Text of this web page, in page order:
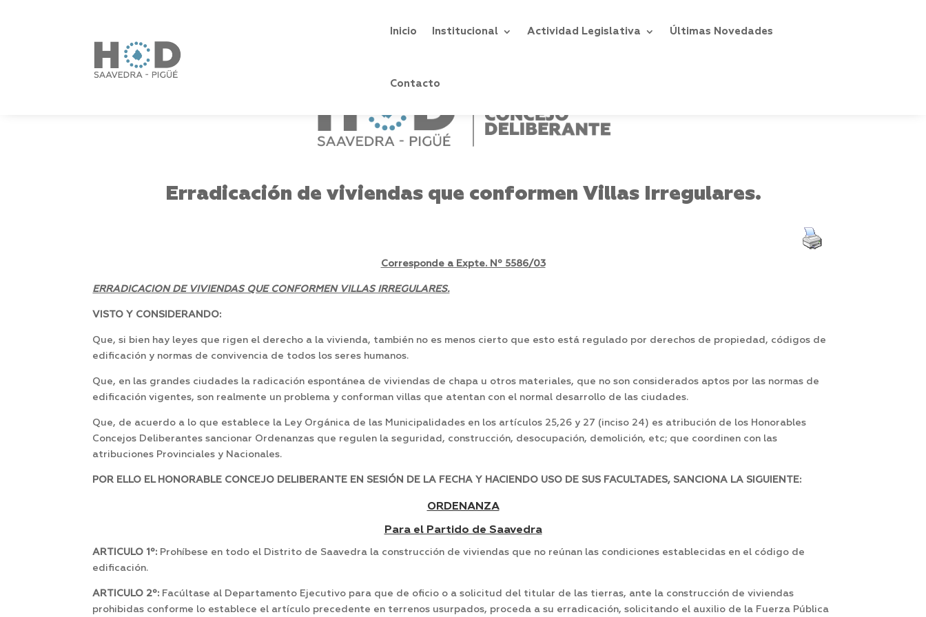
Inicio Institucional Actividad Legislativa Últimas Novedades
Contacto
Erradicación de viviendas que conformen Villas Irregulares.
Corresponde a Expte. Nº 5586/03
ERRADICACION DE VIVIENDAS QUE CONFORMEN VILLAS IRREGULARES.
VISTO Y CONSIDERANDO:
Que, si bien hay leyes que rigen el derecho a la vivienda, también no es menos cierto que esto está regulado por derechos de propiedad, códigos de
edificación y normas de convivencia de todos los seres humanos.
Que, en las grandes ciudades la radicación espontánea de viviendas de chapa u otros materiales, que no son considerados aptos por las normas de
edificación vigentes, son realmente un problema y conforman villas que atentan con el normal desarrollo de las ciudades.
Que, de acuerdo a lo que establece la Ley Orgánica de las Municipalidades en los artículos 25,26 y 27 (inciso 24) es atribución de los Honorables
Concejos Deliberantes sancionar Ordenanzas que regulen la seguridad, construcción, desocupación, demolición, etc; que coordinen con las
atribuciones Provinciales y Nacionales.
POR ELLO EL HONORABLE CONCEJO DELIBERANTE EN SESIÓN DE LA FECHA Y HACIENDO USO DE SUS FACULTADES, SANCIONA LA SIGUIENTE:
ORDENANZA
Para el Partido de Saavedra
ARTICULO 1º: Prohíbese en todo el Distrito de Saavedra la construcción de viviendas que no reúnan las condiciones establecidas en el código de
edificación.
ARTICULO 2º: Facúltase al Departamento Ejecutivo para que de oficio o a solicitud del titular de las tierras, ante la construcción de viviendas
prohibidas conforme lo establece el artículo precedente en terrenos usurpados, proceda a su erradicación, solicitando el auxilio de la Fuerza Pública